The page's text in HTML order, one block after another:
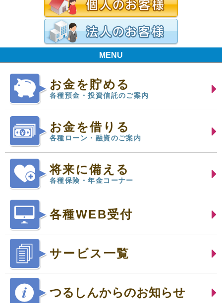
MENU
お金を貯める
各種預金・投資信託のご案内
お金を借りる
各種ローン・融資のご案内
将来に備える
各種保険・年金コーナー
各種WEB受付
サービス一覧
つるしんからのお知らせ